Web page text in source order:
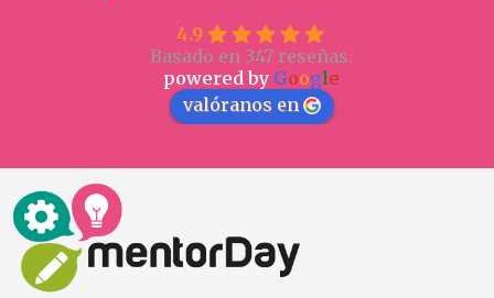
4.9
Basado en 347 reseñas.
powered by Google
valóranos en